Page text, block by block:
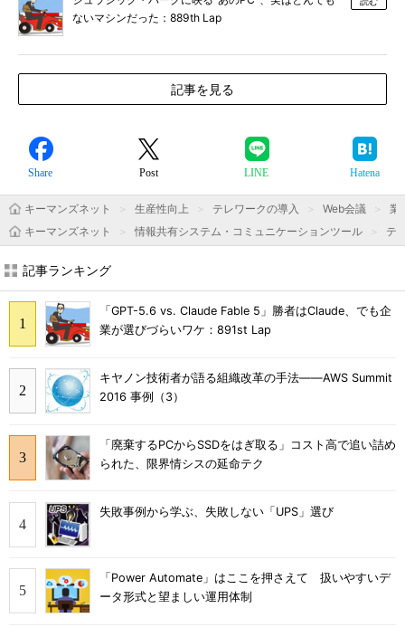
ないマシンだった：889th Lap
記事を見る
Share Post LINE Hatena
キーマンズネット 生産性向上 テレワークの導入 Web会議
業
キーマンズネット
情報共有システム・コミュニケーションツール テ
記事ランキング
「GPT-5.6 vs. Claude Fable 5」勝者はClaude、でも企
業が選びづらいワケ：891st Lap
キヤノン技術者が語る組織改革の手法――AWS Summit
2016 事例（3）
「廃棄するPCからSSDをはぎ取る」コスト高で追い詰め
られた、限界情シスの延命テク
失敗事例から学ぶ、失敗しない「UPS」選び
「Power Automate」はここを押さえて 扱いやすいデ
ータ形式と望ましい運用体制